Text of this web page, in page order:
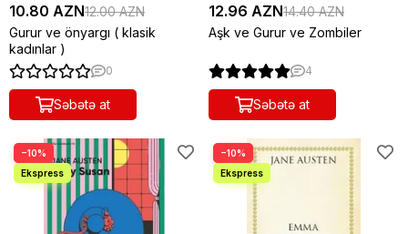
10.80 AZN12.00 AZN
Gurur ve önyargı ( klasik
kadınlar )
0
Səbətə at
12.96 AZN14.40 AZN
Aşk ve Gurur ve Zombiler
4
Səbətə at
−10% −10%